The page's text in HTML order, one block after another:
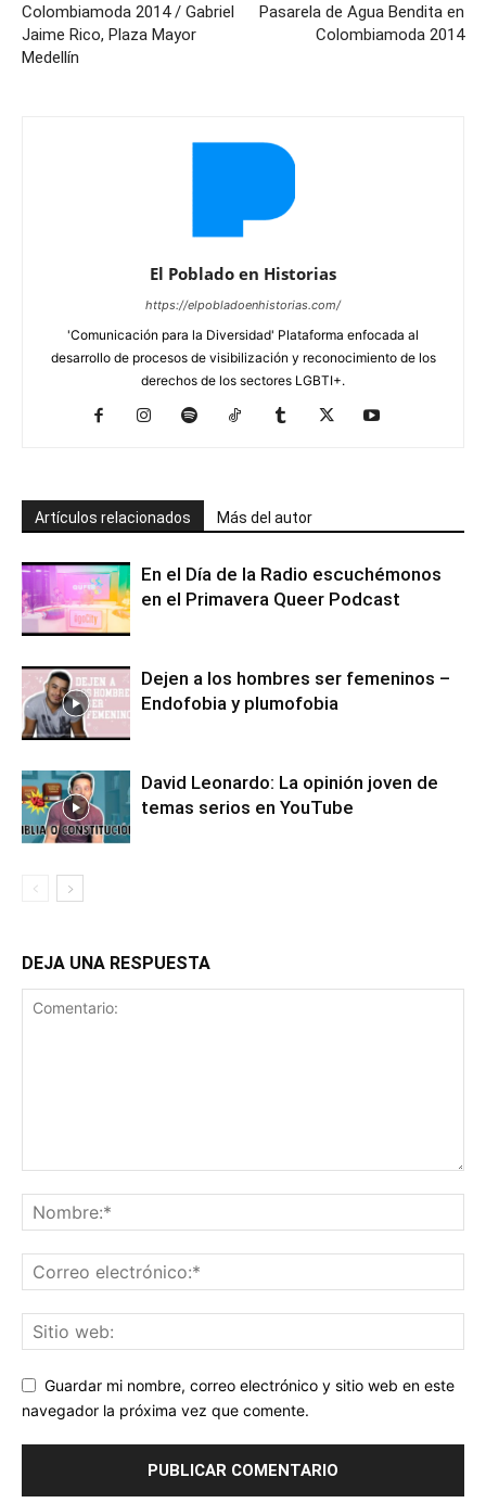
Colombiamoda 2014 / Gabriel
Jaime Rico, Plaza Mayor
Medellín
Pasarela de Agua Bendita en
Colombiamoda 2014
El Poblado en Historias
https://elpobladoenhistorias.com/
'Comunicación para la Diversidad' Plataforma enfocada al
desarrollo de procesos de visibilización y reconocimiento de los
derechos de los sectores LGBTI+.
Artículos relacionados Más del autor
En el Día de la Radio escuchémonos
en el Primavera Queer Podcast
Dejen a los hombres ser femeninos –
Endofobia y plumofobia
David Leonardo: La opinión joven de
temas serios en YouTube
DEJA UNA RESPUESTA
Guardar mi nombre, correo electrónico y sitio web en este
navegador la próxima vez que comente.